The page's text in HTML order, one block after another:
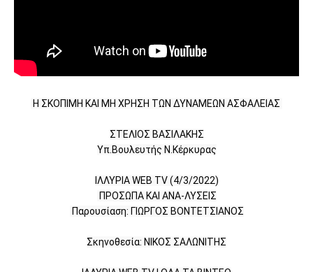
Η ΣΚΟΠΙΜΗ ΚΑΙ ΜΗ ΧΡΗΣΗ ΤΩΝ ΔΥΝΑΜΕΩΝ ΑΣΦΑΛΕΙΑΣ
ΣΤΕΛΙΟΣ ΒΑΣΙΛΑΚΗΣ
Υπ.Βουλευτής Ν.Κέρκυρας
ΙΛΛΥΡΙΑ WEB TV (4/3/2022)
Σκηνοθεσία: ΝΙΚΟΣ ΣΑΛΩΝΙΤΗΣ